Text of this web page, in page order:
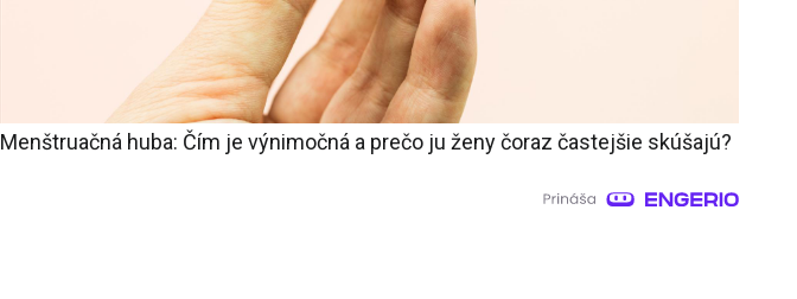
Menštruačná huba: Čím je výnimočná a prečo ju ženy čoraz častejšie skúšajú?